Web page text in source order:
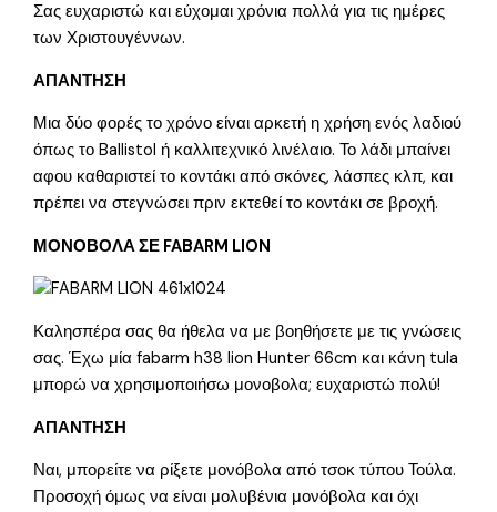
Σας ευχαριστώ και εύχομαι χρόνια πολλά για τις ημέρες
των Χριστουγέννων.
ΑΠΑΝΤΗΣΗ
Μια δύο φορές το χρόνο είναι αρκετή η χρήση ενός λαδιού
όπως το Ballistol ή καλλιτεχνικό λινέλαιο. Το λάδι μπαίνει
αφου καθαριστεί το κοντάκι από σκόνες, λάσπες κλπ, και
πρέπει να στεγνώσει πριν εκτεθεί το κοντάκι σε βροχή.
ΜΟΝΟΒΟΛΑ ΣΕ FABARM LION
Καλησπέρα σας θα ήθελα να με βοηθήσετε με τις γνώσεις
σας. Έχω μία fabarm h38 lion Hunter 66cm και κάνη tula
μπορώ να χρησιμοποιήσω μονοβολα; ευχαριστώ πολύ!
ΑΠΑΝΤΗΣΗ
Ναι, μπορείτε να ρίξετε μονόβολα από τσοκ τύπου Τούλα.
Προσοχή όμως να είναι μολυβένια μονόβολα και όχι